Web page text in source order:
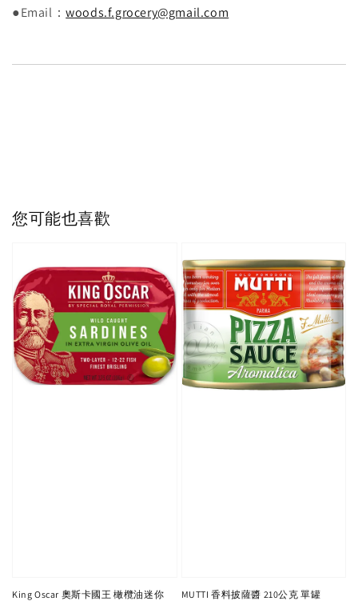
●Email：woods.f.grocery@gmail.com
您可能也喜歡
King Oscar 奧斯卡國王 橄欖油迷你
MUTTI 香料披薩醬 210公克 單罐